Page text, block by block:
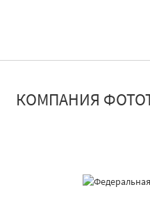
КОМПАНИЯ